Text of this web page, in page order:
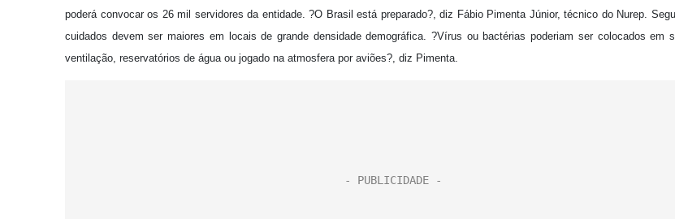
poderá convocar os 26 mil servidores da entidade. ?O Brasil está preparado?, diz Fábio Pimenta Júnior, técnico do Nurep.
cuidados devem ser maiores em locais de grande densidade demográfica. ?Vírus ou bactérias poderiam ser colocados em
ventilação, reservatórios de água ou jogado na atmosfera por aviões?, diz Pimenta.